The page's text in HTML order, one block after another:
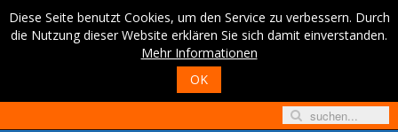
Diese Seite benutzt Cookies, um den Service zu verbessern. Durch
die Nutzung dieser Website erklären Sie sich damit einverstanden.
Mehr Informationen
OK